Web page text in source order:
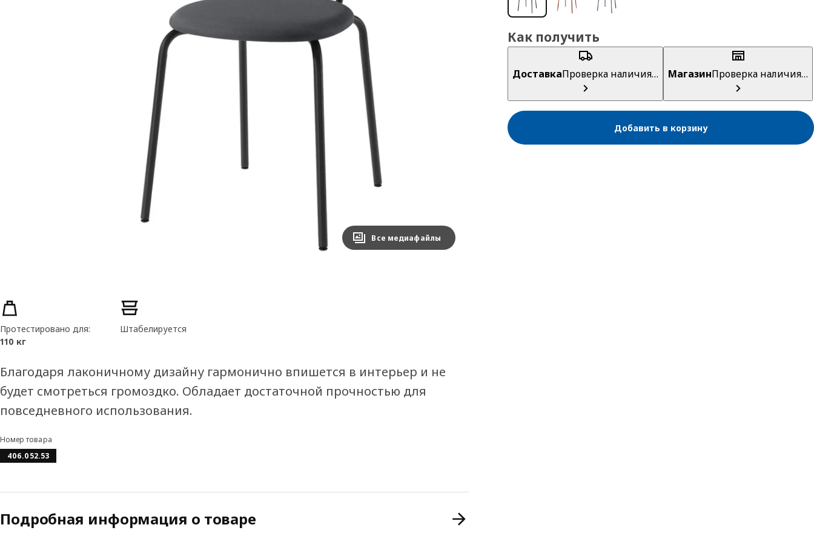
Image zoomed out, normal view
Все медиафайлы
Как получить
ДоставкаПроверка наличия… МагазинПроверка наличия…
Добавить в корзину
Характеристики товара
Протестировано для:
110 кг
Штабелируется
Благодаря лаконичному дизайну гармонично впишется в интерьер и не
будет смотреться громоздко. Обладает достаточной прочностью для
повседневного использования.
Номер товара
406.052.53
Подробная информация о товаре